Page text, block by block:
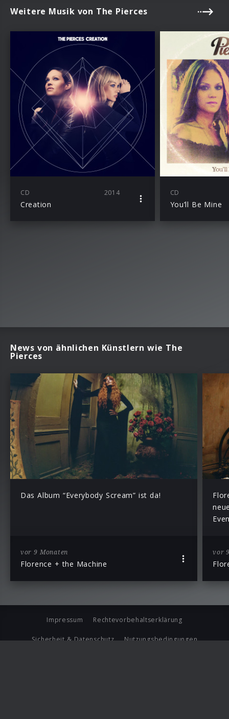
Weitere Musik von The Pierces
CD 2014
Creation
CD
You’ll Be Mine
News von ähnlichen Künstlern wie The
Pierces
Das Album “Everybody Scream” ist da!
vor 9 Monaten
Florence + the Machine
vor
Impressum Rechtevorbehaltserklärung
Sicherheit & Datenschutz Nutzungsbedingungen